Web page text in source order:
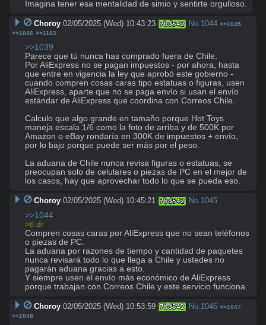
Imagina tener esa mentalidad de simio y sentirte orgulloso.
Choroy 02/05/2025 (Wed) 10:43:23 7bd542 No.1044 >>1045
>>1046 >>1102
>>1039
Parece que tú nunca has comprado fuera de Chile.
Por AliExpress no se pagan impuestos - por ahora, hasta
que entre en vigencia la ley que aprobó este gobierno -
cuando compren cosas caras tipo estatuas o figuras, usen
AliExpress, aparte que no se paga envío si usan el envío
estándar de AliExpress que coordina con Correos Chile.
Calculo que algo grande en tamaño porque Hot Toys
maneja escala 1/6 como la foto de arriba y de 500K por
Amazon o eBay rondaría en 300K de impuestos + envío,
por lo bajo porque puede ser más por el peso.
La aduana de Chile nunca revisa figuras o estatuas, se
preocupan solo de celulares o piezas de PC en el mejor de
los casos, hay que aprovechar todo lo que se pueda eso.
Choroy 02/05/2025 (Wed) 10:45:21 7bd542 No.1045
>>1044
>tl:dr
Compren cosas caras por AliExpress que no sean teléfonos
o piezas de PC.
La aduana por razones de tiempo y cantidad de paquetes
nunca revisará todo lo que llega a Chile y ustedes no
pagarán aduana gracias a esto.
Y siempre usen el envío más económico de AliExpress
porque trabajan con Correos Chile y este servicio funciona.
Choroy 02/05/2025 (Wed) 10:53:59 7bd542 No.1046 >>1047
>>1048